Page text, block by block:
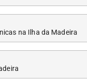
na Ilha da Madeira